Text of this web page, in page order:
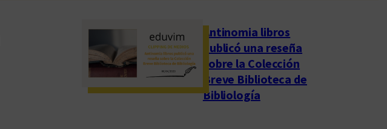
Antinomia libros
publicó una reseña
sobre la Colección
Breve Biblioteca de
Bibliología